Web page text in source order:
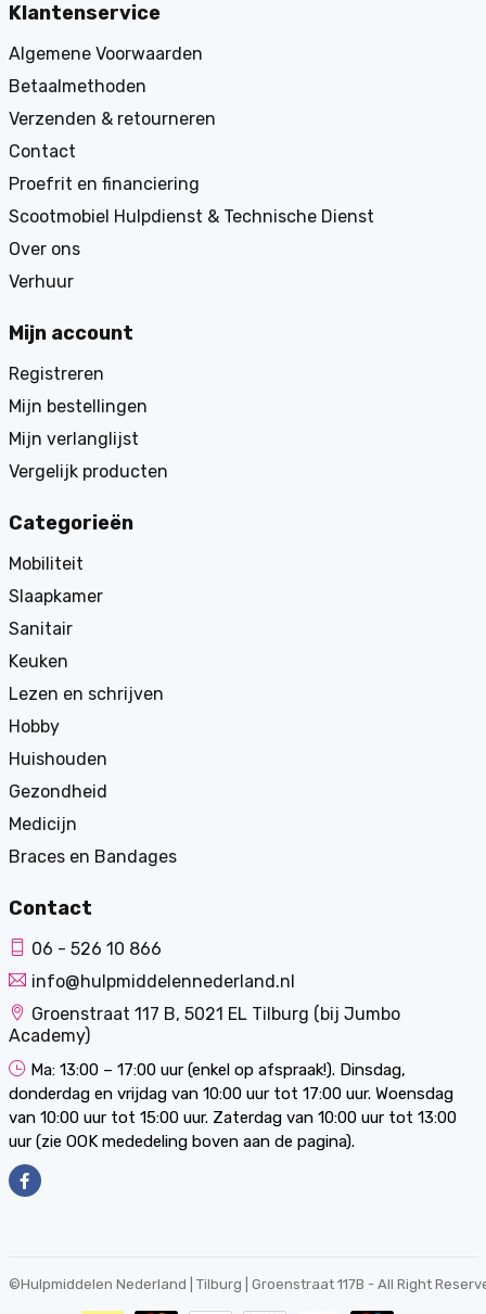
Klantenservice
Algemene Voorwaarden
Betaalmethoden
Verzenden & retourneren
Contact
Proefrit en financiering
Scootmobiel Hulpdienst & Technische Dienst
Over ons
Verhuur
Mijn account
Registreren
Mijn bestellingen
Mijn verlanglijst
Vergelijk producten
Categorieën
Mobiliteit
Slaapkamer
Sanitair
Keuken
Lezen en schrijven
Hobby
Huishouden
Gezondheid
Medicijn
Braces en Bandages
Contact
06 - 526 10 866
info@hulpmiddelennederland.nl
Groenstraat 117 B, 5021 EL Tilburg (bij Jumbo
Academy)
Ma: 13:00 – 17:00 uur (enkel op afspraak!). Dinsdag,
donderdag en vrijdag van 10:00 uur tot 17:00 uur. Woensdag
van 10:00 uur tot 15:00 uur. Zaterdag van 10:00 uur tot 13:00
uur (zie OOK mededeling boven aan de pagina).
©Hulpmiddelen Nederland | Tilburg | Groenstraat 117B - All Right